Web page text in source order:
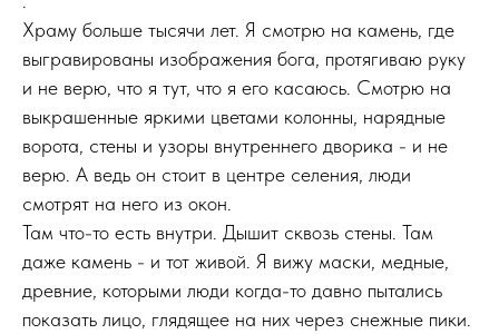
Храму больше тысячи лет. Я смотрю на камень, где
выгравированы изображения бога, протягиваю руку
и не верю, что я тут, что я его касаюсь. Смотрю на
выкрашенные яркими цветами колонны, нарядные
ворота, стены и узоры внутреннего дворика - и не
верю. А ведь он стоит в центре селения, люди
смотрят на него из окон.
Там что-то есть внутри. Дышит сквозь стены. Там
даже камень - и тот живой. Я вижу маски, медные,
древние, которыми люди когда-то давно пытались
показать лицо, глядящее на них через снежные пики.